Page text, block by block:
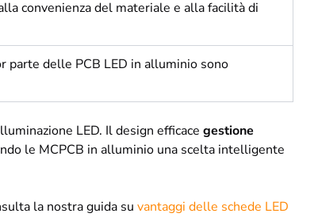
convenienza del materiale e alla facilità di
parte delle PCB LED in alluminio sono
LED. Il design efficacegestione
le MCPCB in alluminio una scelta intelligente
la nostra guida suvantaggi delle schede LED